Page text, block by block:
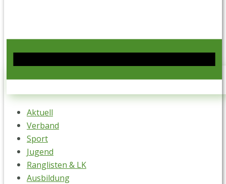
Aktuell
Verband
Sport
Jugend
Ranglisten & LK
Ausbildung